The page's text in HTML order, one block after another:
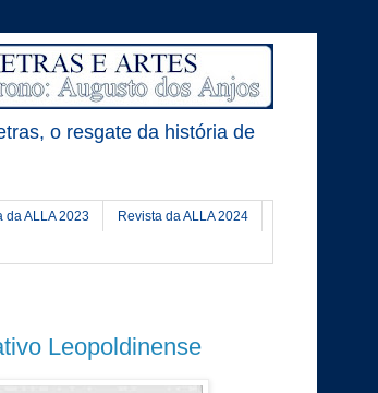
o resgate da história de
da ALLA 2023 Revista da ALLA 2024
Leopoldinense